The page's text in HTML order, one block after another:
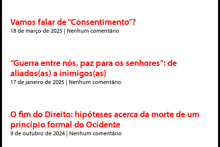
Vamos falar de “Consentimento”?
18 de março de 2025 Nenhum comentário
“Guerra entre nós, paz para os senhores”: de
aliados(as) a inimigos(as)
17 de janeiro de 2025 Nenhum comentário
O fim do Direito: hipóteses acerca da morte de um
princípio formal do Ocidente
9 de outubro de 2024 Nenhum comentário